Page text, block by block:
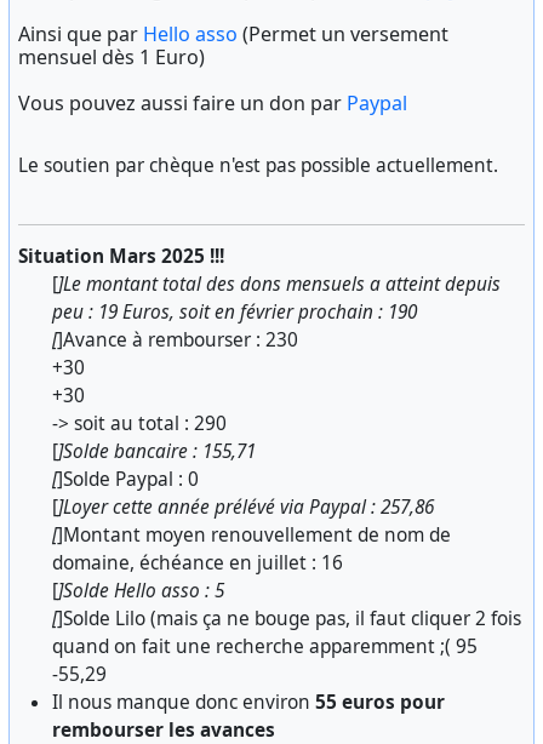
Ainsi que par Hello asso (Permet un versement
mensuel dès 1 Euro)
Vous pouvez aussi faire un don par Paypal
Le soutien par chèque n'est pas possible actuellement.
Situation Mars 2025 !!!
[]Le montant total des dons mensuels a atteint depuis
peu : 19 Euros, soit en février prochain : 190
[]Avance à rembourser : 230
+30
+30
-> soit au total : 290
[]Solde bancaire : 155,71
[]Solde Paypal : 0
[]Loyer cette année prélévé via Paypal : 257,86
[]Montant moyen renouvellement de nom de
domaine, échéance en juillet : 16
[]Solde Hello asso : 5
[]Solde Lilo (mais ça ne bouge pas, il faut cliquer 2 fois
quand on fait une recherche apparemment ;( 95
-55,29
Il nous manque donc environ 55 euros pour
rembourser les avances